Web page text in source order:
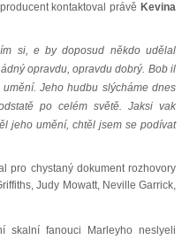
kontaktoval právě Kevina
si, e by doposud někdo udělal
opravdu, opravdu dobrý. Bob il
Jeho hudbu slýcháme dnes
po celém světě. Jaksi vak
jeho umění, chtěl jsem se podívat
pro chystaný dokument rozhovory
Judy Mowatt, Neville Garrick,
fanouci Marleyho neslyeli